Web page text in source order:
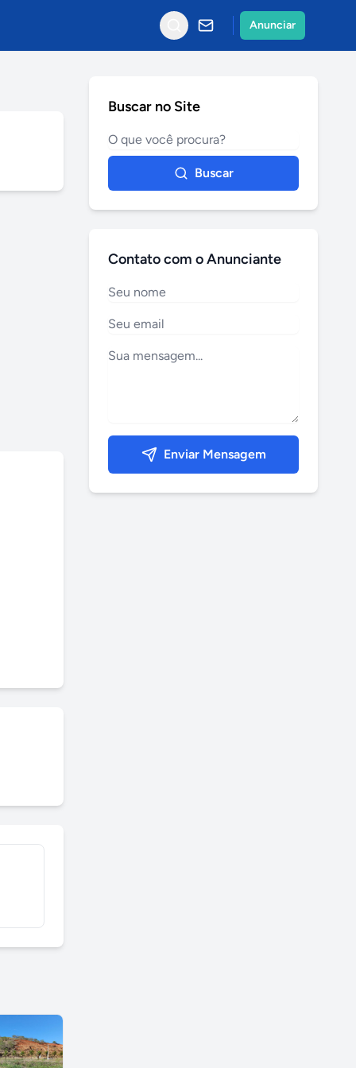
Anunciar
Buscar no Site
Buscar
Contato com o Anunciante
Enviar Mensagem